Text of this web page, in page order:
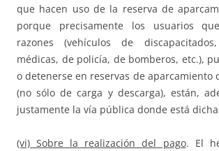
que hacen uso de la reserva de
porque precisamente los usuarios
razones (vehículos de
médicas, de policía, de bomberos, etc.),
o detenerse en reservas de aparcamiento
(no sólo de carga y descarga), están,
justamente la vía pública donde está
(vi) Sobre la realización del pago. El